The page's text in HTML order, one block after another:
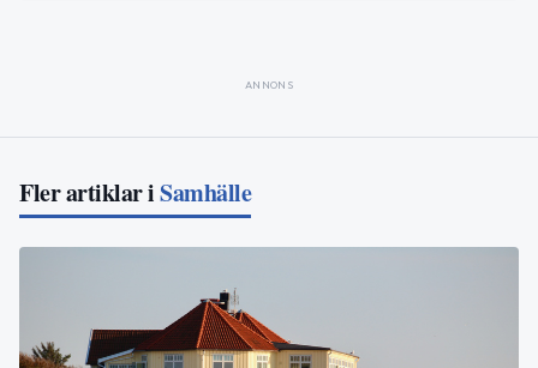
ANNONS
Fler artiklar iSamhälle